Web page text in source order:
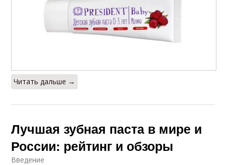
Читать дальше →
Лучшая зубная паста в мире и
России: рейтинг и обзоры
Введение